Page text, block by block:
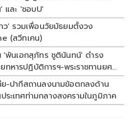
และ 'ชอบU'
ว' รวมเพื่อนวัยมัธยมตั้งวง
(สวีทเคน)
'พันเอกสุภัทร ชูตินันทน์' ดำรง
ทหารปฏิบัติการฯ-พระราชทานยศ
ย-ปากีสถานลงนามข้อตกลงด้าน
ระเทศท่ามกลางสงครามในภูมิภาค